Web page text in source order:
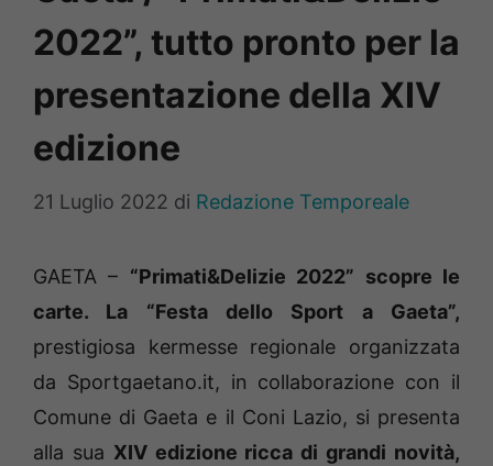
2022”, tutto pronto per la
presentazione della XIV
edizione
21 Luglio 2022 di Redazione Temporeale
GAETA – “Primati&Delizie 2022” scopre le
carte. La “Festa dello Sport a Gaeta”,
prestigiosa kermesse regionale organizzata
da Sportgaetano.it, in collaborazione con il
Comune di Gaeta e il Coni Lazio, si presenta
alla sua XIV edizione ricca di grandi novità,